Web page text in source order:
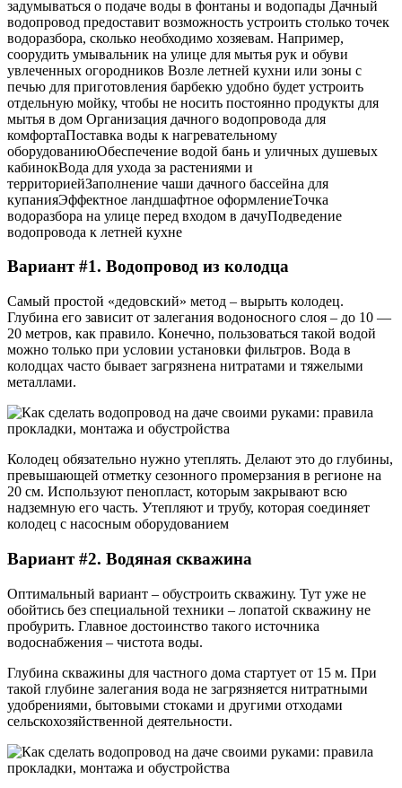
задумываться о подаче воды в фонтаны и водопады Дачный
водопровод предоставит возможность устроить столько точек
водоразбора, сколько необходимо хозяевам. Например,
соорудить умывальник на улице для мытья рук и обуви
увлеченных огородников Возле летней кухни или зоны с
печью для приготовления барбекю удобно будет устроить
отдельную мойку, чтобы не носить постоянно продукты для
мытья в дом Организация дачного водопровода для
комфортаПоставка воды к нагревательному
оборудованиюОбеспечение водой бань и уличных душевых
кабинокВода для ухода за растениями и
территориейЗаполнение чаши дачного бассейна для
купанияЭффектное ландшафтное оформлениеТочка
водоразбора на улице перед входом в дачуПодведение
водопровода к летней кухне
Вариант #1. Водопровод из колодца
Самый простой «дедовский» метод – вырыть колодец.
Глубина его зависит от залегания водоносного слоя – до 10 —
20 метров, как правило. Конечно, пользоваться такой водой
можно только при условии установки фильтров. Вода в
колодцах часто бывает загрязнена нитратами и тяжелыми
металлами.
Колодец обязательно нужно утеплять. Делают это до глубины,
превышающей отметку сезонного промерзания в регионе на
20 см. Используют пенопласт, которым закрывают всю
надземную его часть. Утепляют и трубу, которая соединяет
колодец с насосным оборудованием
Вариант #2. Водяная скважина
Оптимальный вариант – обустроить скважину. Тут уже не
обойтись без специальной техники – лопатой скважину не
пробурить. Главное достоинство такого источника
водоснабжения – чистота воды.
Глубина скважины для частного дома стартует от 15 м. При
такой глубине залегания вода не загрязняется нитратными
удобрениями, бытовыми стоками и другими отходами
сельскохозяйственной деятельности.